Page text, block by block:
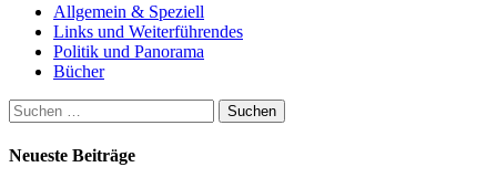
Allgemein & Speziell
Links und Weiterführendes
Politik und Panorama
Bücher
Suchen
nach:
Neueste Beiträge